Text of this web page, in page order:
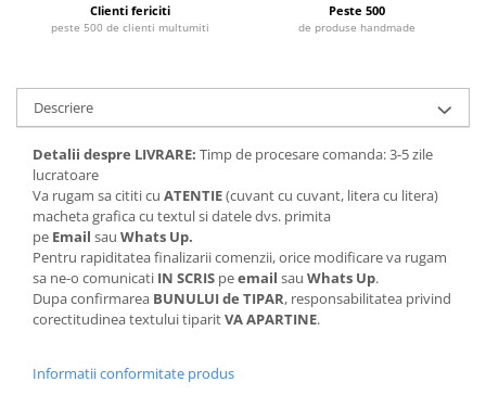
Clienti fericiti
peste 500 de clienti multumiti
Peste 500
de produse handmade
Descriere
Detalii despre LIVRARE: Timp de procesare comanda: 3-5 zile
lucratoare
Va rugam sa cititi cu ATENTIE(cuvant cu cuvant, litera cu litera)
macheta grafica cu textul si datele dvs. primita
pe Email sau Whats Up.
Pentru rapiditatea finalizarii comenzii, orice modificare va rugam
sa ne-o comunicati IN SCRIS peemail sau Whats Up.
Dupa confirmarea BUNULUI de TIPAR, responsabilitatea privind
corectitudinea textului tiparitVA APARTINE.
Informatii conformitate produs